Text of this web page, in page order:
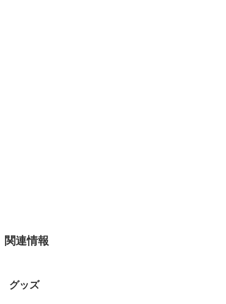
関連情報
グッズ